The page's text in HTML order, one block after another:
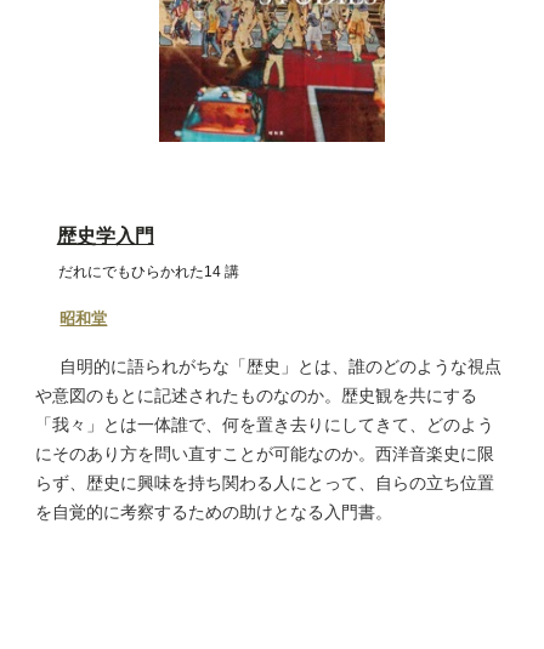
歴史学入門
だれにでもひらかれた14 講
昭和堂
自明的に語られがちな「歴史」とは、誰のどのような視点
や意図のもとに記述されたものなのか。 歴史観を共にする
「我々」とは一体誰で、何を置き去りにしてきて、 どのよう
にそのあり方を問い直すことが可能なのか。西洋音楽史に限
らず、歴史に興味を持ち関わる人にとって、自らの立ち位置
を自覚的に考察するための助けとなる入門書。